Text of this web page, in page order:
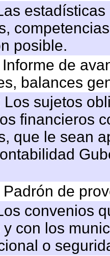
posible.
Informe de
balances
Los sujetos
financieros
que le sean
de
convenios
con los
o